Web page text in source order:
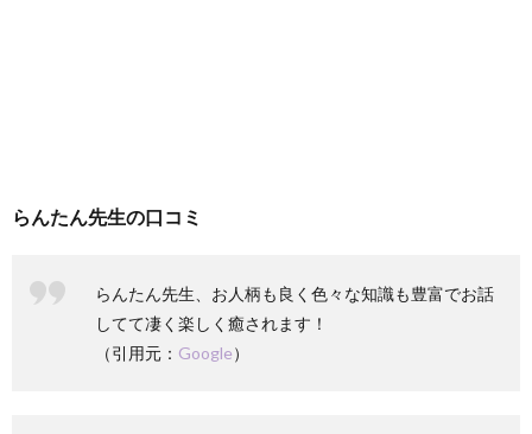
らんたん先生の口コミ
らんたん先生、お人柄も良く色々な知識も豊富でお話
してて凄く楽しく癒されます！
（引用元： Google）